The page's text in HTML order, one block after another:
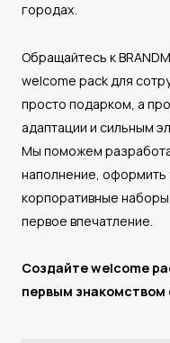
городах.
Обращайтесь к
welcome pack для
просто подарком, а
адаптации и сильным
Мы поможем
наполнение, оформить
корпоративные
первое впечатление.
Создайте welcome
первым знакомством